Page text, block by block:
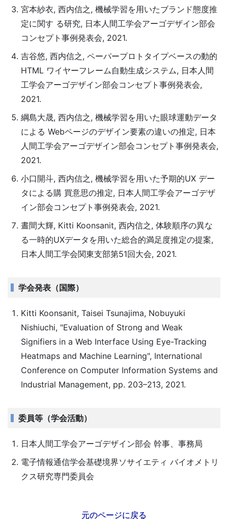
宮本紗⾐, ⻄内信之, 機械学習を⽤いたブランド態度推
定に関す る研究, 日本人間工学会アーゴデザイン部会
コンセプト事例発表会, 2021.
吉⾕悠, ⻄内信之, ペーパープロトタイプベースの動的
HTML ワイヤーフレーム⾃動⽣成システム, 日本人間
工学会アーゴデザイン部会コンセプト事例発表会,
2021.
綱島⼤晟, ⻄内信之, 機械学習を⽤いた眼球運動データ
による Webページのデザイン要素の違いの推定, 日本
人間工学会アーゴデザイン部会コンセプト事例発表会,
2021.
⼩⼝開⽃, ⻄内信之, 機械学習を⽤いた予期的UX デー
タによる購 買意思の推定, 日本人間工学会アーゴデザ
イン部会コンセプト事例発表会, 2021.
晝間大輝, Kitti Koonsanit, 西内信之, 体験順序の異な
る一時的UXデータを用いた総合的満足度推定の提案,
日本人間工学会関東支部第51回大会, 2021.
学会発表（国際）
Kitti Koonsanit, Taisei Tsunajima, Nobuyuki
Nishiuchi, "Evaluation of Strong and Weak
Signifiers in a Web Interface Using Eye-Tracking
Heatmaps and Machine Learning", International
Conference on Computer Information Systems and
Industrial Management, pp. 203–213, 2021.
委員等（学会活動）
日本人間工学会アーゴデザイン部会 幹事、事務局
電子情報通信学会基礎境界ソサイエティ バイオメトリ
クス研究専門委員会
元のページに戻る